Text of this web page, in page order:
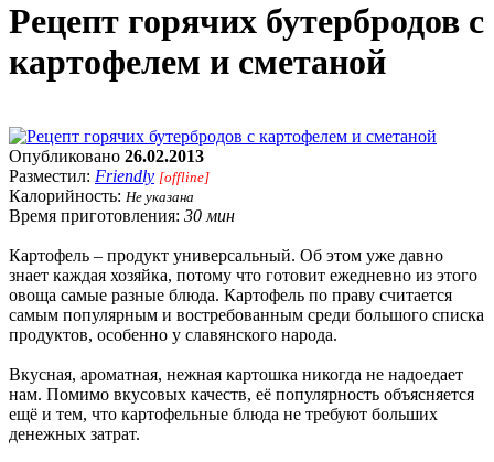
Рецепт горячих бутербродов с
картофелем и сметаной
Опубликовано 26.02.2013
Разместил: Friendly [offline]
Калорийность: Не указана
Время приготовления: 30 мин
Картофель – продукт универсальный. Об этом уже давно
знает каждая хозяйка, потому что готовит ежедневно из этого
овоща самые разные блюда. Картофель по праву считается
самым популярным и востребованным среди большого списка
продуктов, особенно у славянского народа.
Вкусная, ароматная, нежная картошка никогда не надоедает
нам. Помимо вкусовых качеств, её популярность объясняется
ещё и тем, что картофельные блюда не требуют больших
денежных затрат.